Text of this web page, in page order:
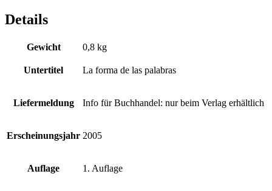
Details
Gewicht 0,8 kg
Untertitel La forma de las palabras
Liefermeldung Info für Buchhandel: nur beim Verlag erhältlich
Erscheinungsjahr 2005
Auflage 1. Auflage